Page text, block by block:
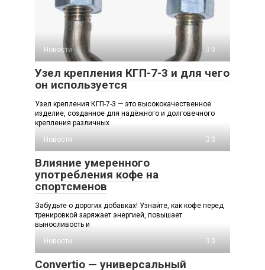
Новости 0
Узел крепления КГП-7-3 и для чего
он используется
Узел крепления КГП-7-3 — это высококачественное
изделие, созданное для надёжного и долговечного
крепления различных
Новости
0
Влияние умеренного
употребления кофе на
спортсменов
Забудьте о дорогих добавках! Узнайте, как кофе перед
тренировкой заряжает энергией, повышает
выносливость и
Новости
0
Convertio — универсальный